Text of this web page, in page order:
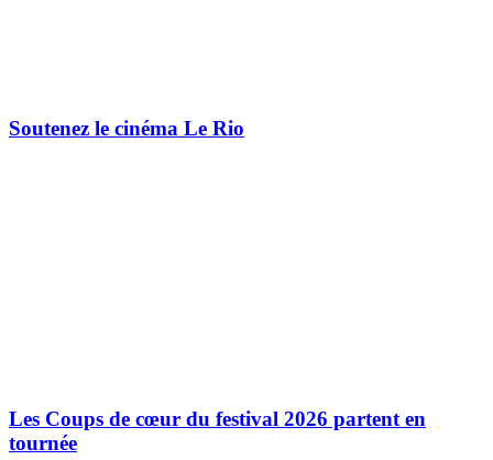
Soutenez le cinéma Le Rio
Les Coups de cœur du festival 2026 partent en
tournée